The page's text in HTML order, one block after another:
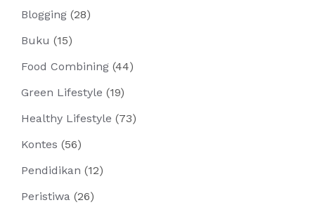
Blogging (28)
Buku (15)
Food Combining (44)
Green Lifestyle (19)
Healthy Lifestyle (73)
Kontes (56)
Pendidikan (12)
Peristiwa (26)